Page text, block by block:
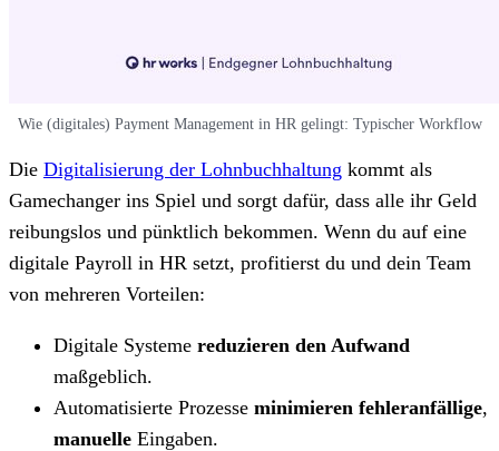
Wie (digitales) Payment Management in HR gelingt: Typischer Workflow
Die Digitalisierung der Lohnbuchhaltung kommt als
Gamechanger ins Spiel und sorgt dafür, dass alle ihr Geld
reibungslos und pünktlich bekommen. Wenn du auf eine
digitale Payroll in HR setzt, profitierst du und dein Team
von mehreren Vorteilen:
Digitale Systeme reduzieren den Aufwand
maßgeblich.
Automatisierte Prozesse minimieren fehleranfällige,
manuelle Eingaben.